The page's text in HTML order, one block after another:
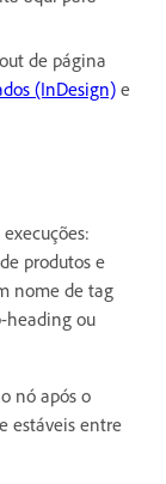
de página
(InDesign)e
produtos e
nome de tag
heading ou
nó após o
estáveis entre